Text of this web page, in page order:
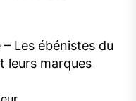
Les ébénistes du
leurs marques